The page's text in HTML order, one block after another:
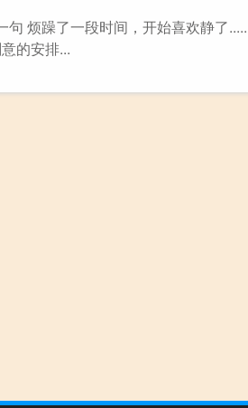
烦躁了一段时间，开始喜欢静了
的安排...